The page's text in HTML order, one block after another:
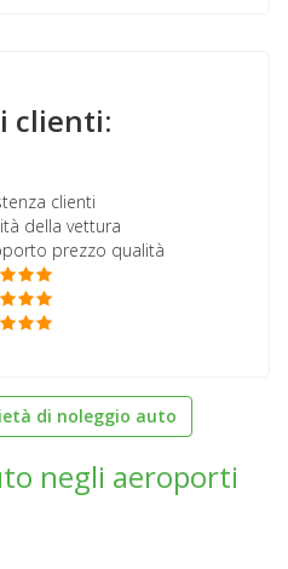
clienti:
clienti
della vettura
prezzo qualità
di noleggio auto
negli aeroporti